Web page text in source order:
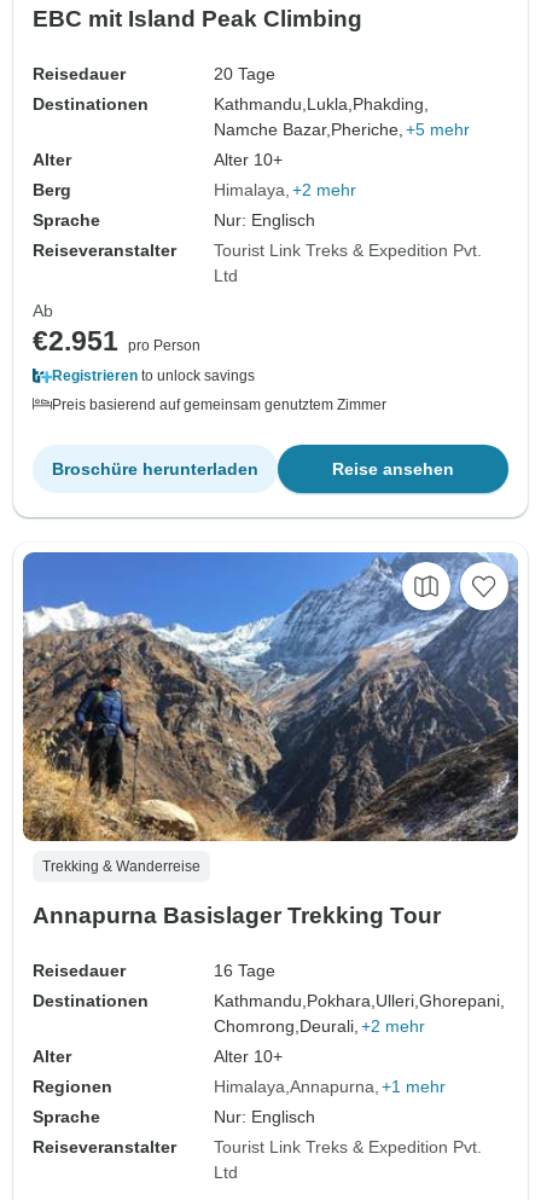
EBC mit Island Peak Climbing
Reisedauer
20 Tage
Destinationen
Kathmandu,Lukla,Phakding,
Namche Bazar,Pheriche, +5 mehr
Alter
Alter 10+
Berg
Himalaya +2 mehr
Sprache
Nur: Englisch
Reiseveranstalter
Tourist Link Treks & Expedition Pvt.
Ltd
Ab
€2.951 pro Person
Registrieren to unlock savings
Preis basierend auf gemeinsam genutztem Zimmer
Reise ansehen
Broschüre herunterladen
Trekking & Wanderreise
Annapurna Basislager Trekking Tour
Reisedauer
16 Tage
Destinationen
Kathmandu,Pokhara,Ulleri,Ghorepani,
Chomrong,Deurali, +2 mehr
Alter
Alter 10+
Regionen
Himalaya Annapurna +1 mehr
Sprache
Nur: Englisch
Reiseveranstalter
Tourist Link Treks & Expedition Pvt.
Ltd